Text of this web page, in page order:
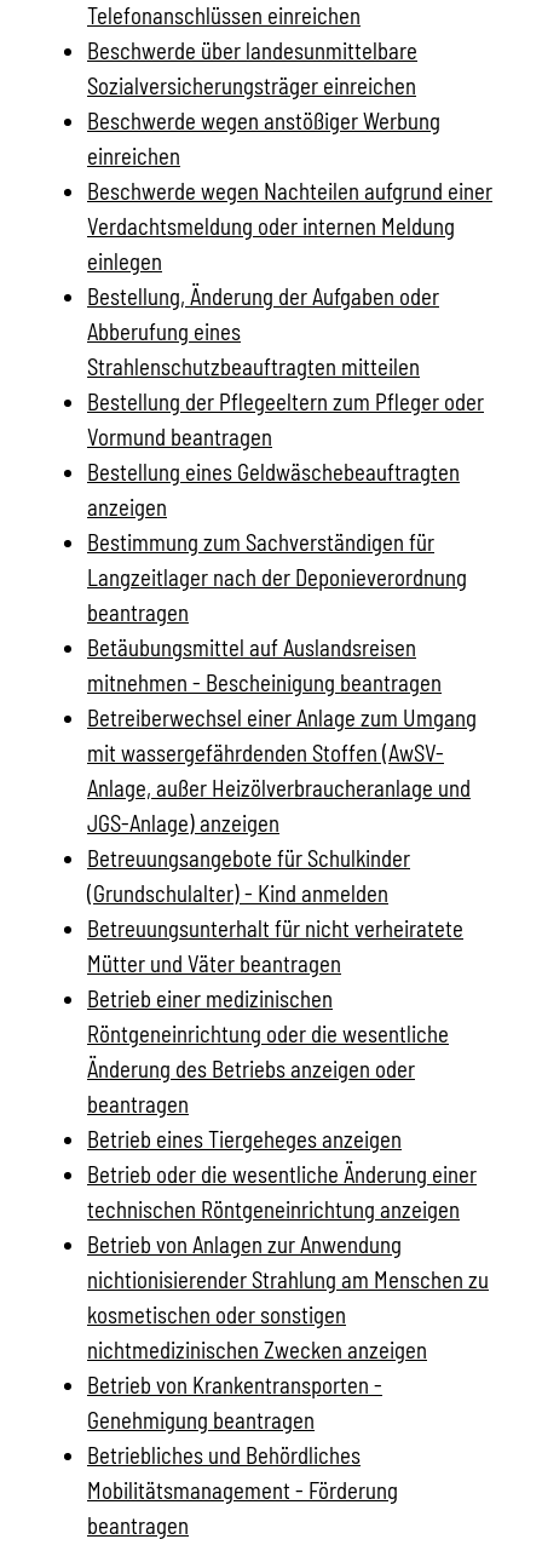
Telefonanschlüssen einreichen
Beschwerde über landesunmittelbare
Sozialversicherungsträger einreichen
Beschwerde wegen anstößiger Werbung
einreichen
Beschwerde wegen Nachteilen aufgrund einer
Verdachtsmeldung oder internen Meldung
einlegen
Bestellung, Änderung der Aufgaben oder
Abberufung eines
Strahlenschutzbeauftragten mitteilen
Bestellung der Pflegeeltern zum Pfleger oder
Vormund beantragen
Bestellung eines Geldwäschebeauftragten
anzeigen
Bestimmung zum Sachverständigen für
Langzeitlager nach der Deponieverordnung
beantragen
Betäubungsmittel auf Auslandsreisen
mitnehmen - Bescheinigung beantragen
Betreiberwechsel einer Anlage zum Umgang
mit wassergefährdenden Stoffen (AwSV-
Anlage, außer Heizölverbraucheranlage und
JGS-Anlage) anzeigen
Betreuungsangebote für Schulkinder
(Grundschulalter) - Kind anmelden
Betreuungsunterhalt für nicht verheiratete
Mütter und Väter beantragen
Betrieb einer medizinischen
Röntgeneinrichtung oder die wesentliche
Änderung des Betriebs anzeigen oder
beantragen
Betrieb eines Tiergeheges anzeigen
Betrieb oder die wesentliche Änderung einer
technischen Röntgeneinrichtung anzeigen
Betrieb von Anlagen zur Anwendung
nichtionisierender Strahlung am Menschen zu
kosmetischen oder sonstigen
nichtmedizinischen Zwecken anzeigen
Betrieb von Krankentransporten -
Genehmigung beantragen
Betriebliches und Behördliches
Mobilitätsmanagement - Förderung
beantragen